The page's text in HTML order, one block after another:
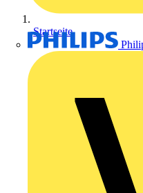
Startseite